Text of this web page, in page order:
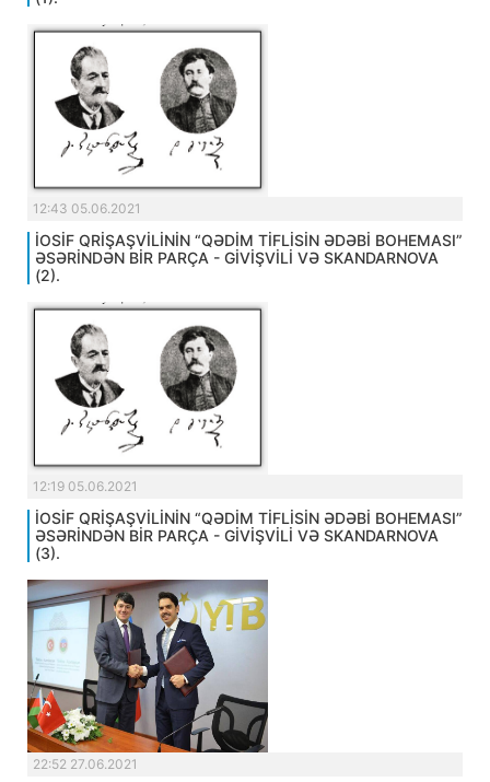
12:43 05.06.2021
İOSİF QRİŞAŞVİLİNİN “QƏDİM TİFLİSİN ƏDƏBİ BOHEMASI”
ƏSƏRİNDƏN BİR PARÇA - GİVİŞVİLİ VƏ SKANDARNOVA
(2).
12:19 05.06.2021
İOSİF QRİŞAŞVİLİNİN “QƏDİM TİFLİSİN ƏDƏBİ BOHEMASI”
ƏSƏRİNDƏN BİR PARÇA - GİVİŞVİLİ VƏ SKANDARNOVA
(3).
22:52 27.06.2021